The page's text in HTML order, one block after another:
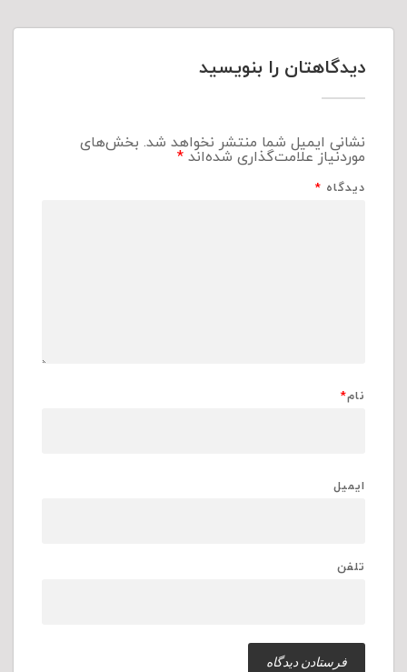
دیدگاهتان را بنویسید
نشانی ایمیل شما منتشر نخواهد شد. بخش‌های
موردنیاز علامت‌گذاری شده‌اند*
دیدگاه *
نام*
ایمیل
تلفن